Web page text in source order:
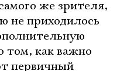
же зрителя,
не приходилось
как важно
первичный